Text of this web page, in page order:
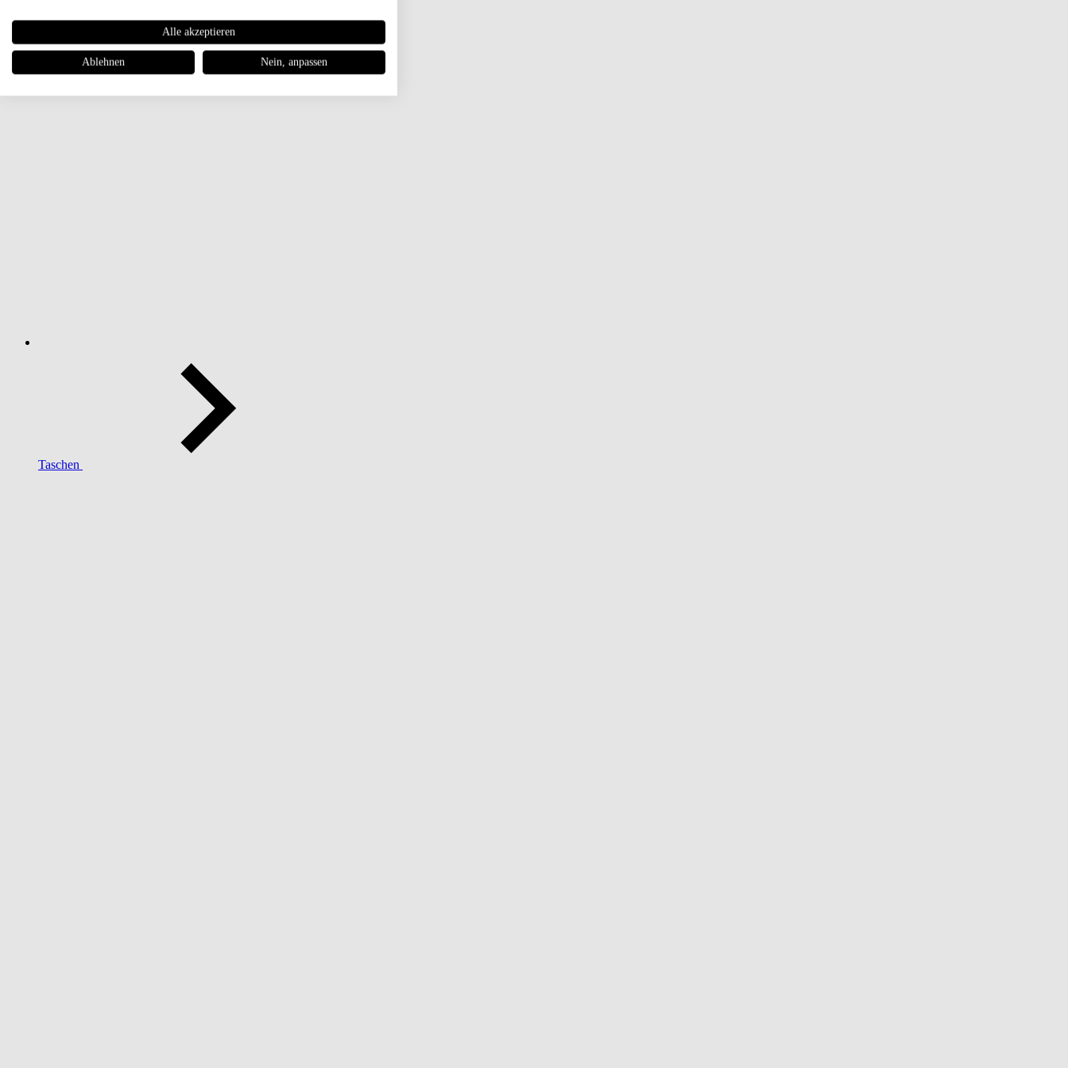
Taschen
Alle akzeptieren
Ablehnen Nein, anpassen